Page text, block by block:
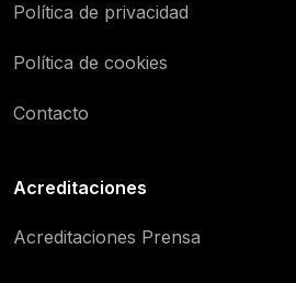
Política de privacidad
Política de cookies
Contacto
Acreditaciones
Acreditaciones Prensa